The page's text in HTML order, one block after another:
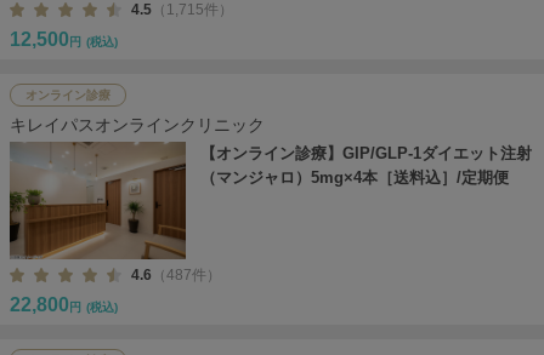
4.5 （1,715件）
12,500 円 (税込)
オンライン診療
キレイパスオンラインクリニック
【オンライン診療】GIP/GLP-1ダイエット注射
（マンジャロ）5mg×4本［送料込］/定期便
4.6 （487件）
22,800 円 (税込)